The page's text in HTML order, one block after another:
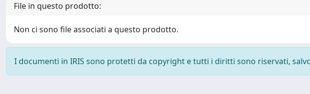
File in questo prodotto:
Non ci sono file associati a questo prodotto.
I documenti in IRIS sono protetti da copyright e tutti i diritti sono riservati,